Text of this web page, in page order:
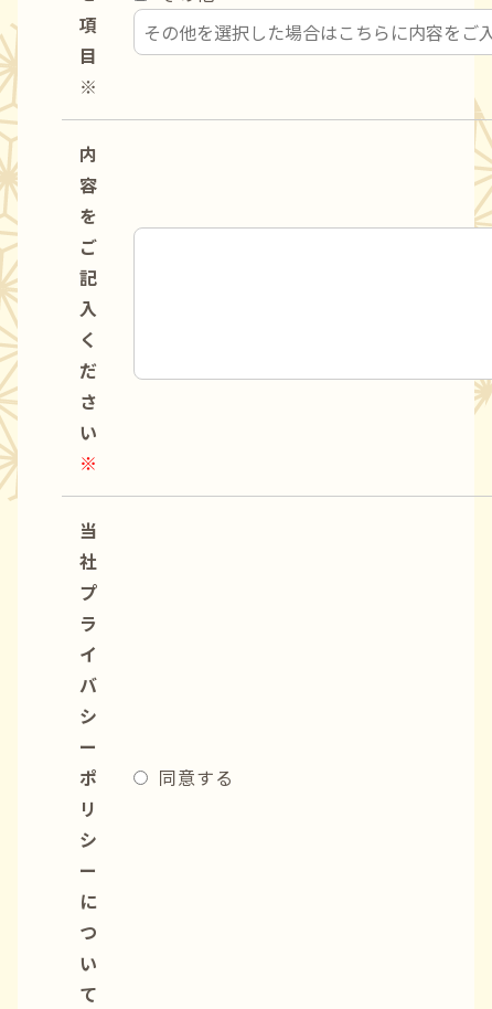
項
目
※
内
容
を
ご
記
入
く
だ
さ
い
※
当
社
プ
ラ
イ
バ
シ
ー
ポ
リ
シ
ー
に
つ
い
て
同意する